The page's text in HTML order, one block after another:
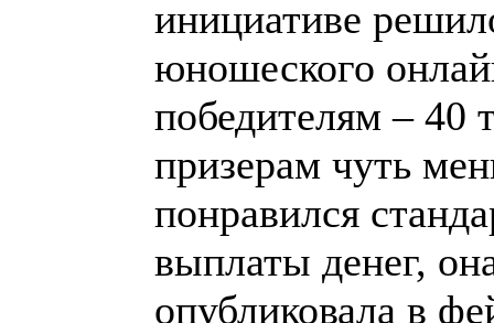
инициативе
юношеского
победителям – 40
призерам чуть
понравился
выплаты денег,
опубликовала в